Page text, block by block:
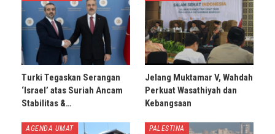
Turki Tegaskan Serangan
‘Israel’ atas Suriah Ancam
Stabilitas &…
Jelang Muktamar V, Wahdah
Perkuat Wasathiyah dan
Kebangsaan
AGENDA UMAT PALESTINA